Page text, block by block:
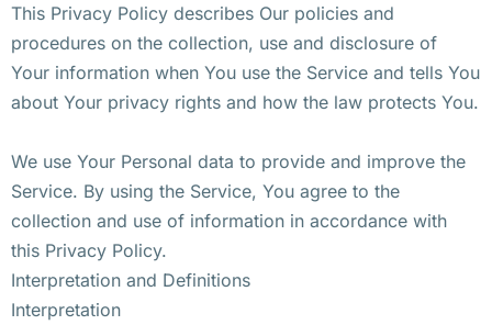
This Privacy Policy describes Our policies and
procedures on the collection, use and disclosure of
Your information when You use the Service and tells You
about Your privacy rights and how the law protects You.
We use Your Personal data to provide and improve the
Service. By using the Service, You agree to the
collection and use of information in accordance with
this Privacy Policy.
Interpretation and Definitions
Interpretation